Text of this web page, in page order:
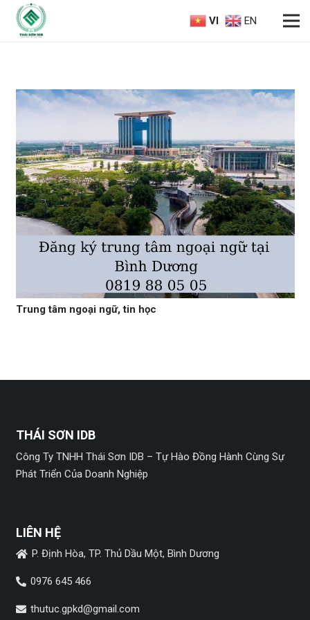
VI EN
Trung tâm ngoại ngữ, tin học
THÁI SƠN IDB
Công Ty TNHH Thái Sơn IDB – Tự Hào Đồng Hành Cùng Sự
Phát Triển Của Doanh Nghiệp
LIÊN HỆ
P. Định Hòa, TP. Thủ Dầu Một, Bình Dương
0976 645 466
thutuc.gpkd@gmail.com